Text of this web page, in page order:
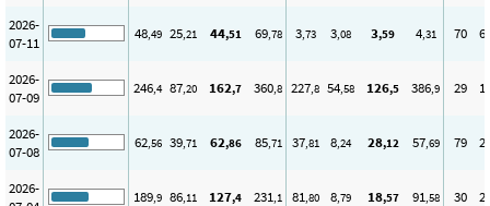
2026-
07-11
48,49 25,21 44,51 69,78 3,73 3,08 3,59 4,31 70
2026-
07-09
246,4 87,20 162,7 360,8 227,8 54,58 126,5 386,9 29
2026-
07-08
62,56 39,71 62,86 85,71 37,81 8,24 28,12 57,69 79
2026-
189,9 86,11 127,4 231,1 81,80 8,79 18,57 91,58 30